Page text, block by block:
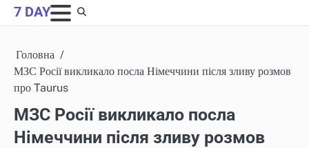
Skip
to
7 DAY
Головна
МЗС Росії викликало посла Німеччини після зливу розмов
про Taurus
МЗС Росії викликало посла
Німеччини після зливу розмов